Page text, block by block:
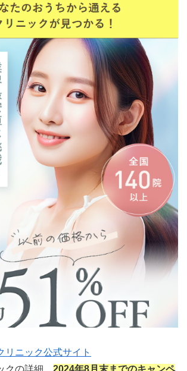
リニック公式サイト
クの詳細 2024年8月末までのキャンペ